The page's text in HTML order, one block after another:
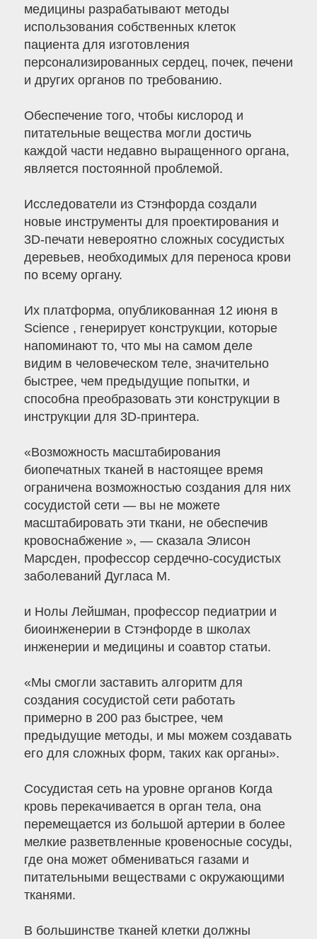
медицины разрабатывают методы
использования собственных клеток
пациента для изготовления
персонализированных сердец, почек, печени
и других органов по требованию.
Обеспечение того, чтобы кислород и
питательные вещества могли достичь
каждой части недавно выращенного органа,
является постоянной проблемой.
Исследователи из Стэнфорда создали
новые инструменты для проектирования и
3D-печати невероятно сложных сосудистых
деревьев, необходимых для переноса крови
по всему органу.
Их платформа, опубликованная 12 июня в
Science , генерирует конструкции, которые
напоминают то, что мы на самом деле
видим в человеческом теле, значительно
быстрее, чем предыдущие попытки, и
способна преобразовать эти конструкции в
инструкции для 3D-принтера.
«Возможность масштабирования
биопечатных тканей в настоящее время
ограничена возможностью создания для них
сосудистой сети — вы не можете
масштабировать эти ткани, не обеспечив
кровоснабжение », — сказала Элисон
Марсден, профессор сердечно-сосудистых
заболеваний Дугласа М.
и Нолы Лейшман, профессор педиатрии и
биоинженерии в Стэнфорде в школах
инженерии и медицины и соавтор статьи.
«Мы смогли заставить алгоритм для
создания сосудистой сети работать
примерно в 200 раз быстрее, чем
предыдущие методы, и мы можем создавать
его для сложных форм, таких как органы».
Сосудистая сеть на уровне органов Когда
кровь перекачивается в орган тела, она
перемещается из большой артерии в более
мелкие разветвленные кровеносные сосуды,
где она может обмениваться газами и
питательными веществами с окружающими
тканями.
В большинстве тканей клетки должны